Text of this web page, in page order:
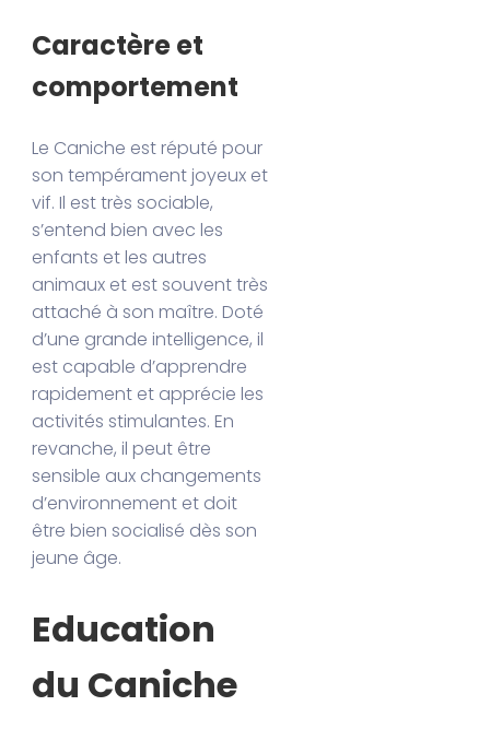
Caractère et
comportement
Le Caniche est réputé pour
son tempérament joyeux et
vif. Il est très sociable,
s’entend bien avec les
enfants et les autres
animaux et est souvent très
attaché à son maître. Doté
d’une grande intelligence, il
est capable d’apprendre
rapidement et apprécie les
activités stimulantes. En
revanche, il peut être
sensible aux changements
d’environnement et doit
être bien socialisé dès son
jeune âge.
Education
du Caniche